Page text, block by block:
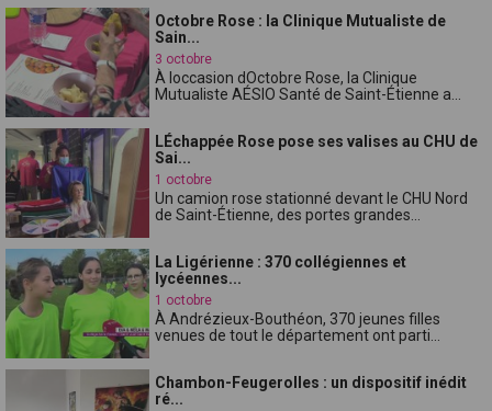
Octobre Rose : la Clinique Mutualiste de
Sain...
3 octobre
À loccasion dOctobre Rose, la Clinique
Mutualiste AÉSIO Santé de Saint-Étienne a...
LÉchappée Rose pose ses valises au CHU de
Sai...
1 octobre
Un camion rose stationné devant le CHU Nord
de Saint-Étienne, des portes grandes...
La Ligérienne : 370 collégiennes et
lycéennes...
1 octobre
À Andrézieux-Bouthéon, 370 jeunes filles
venues de tout le département ont parti...
Chambon-Feugerolles : un dispositif inédit
ré...